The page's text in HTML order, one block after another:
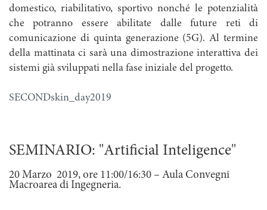
domestico, riabilitativo, sportivo nonché le potenzialità
che potranno essere abilitate dalle future reti di
comunicazione di quinta generazione (5G). Al termine
della mattinata ci sarà una dimostrazione interattiva dei
sistemi già sviluppati nella fase iniziale del progetto.
SECONDskin_day2019
SEMINARIO: "Artificial Inteligence"
20 Marzo 2019, ore 11:00/16:30 – Aula Convegni
Macroarea di Ingegneria.